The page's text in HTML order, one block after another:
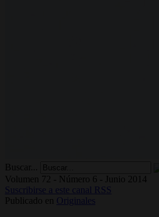
Buscar...
Volumen 72 - Número 6 - Junio 2014
Suscribirse a este canal RSS
Publicado en
Originales